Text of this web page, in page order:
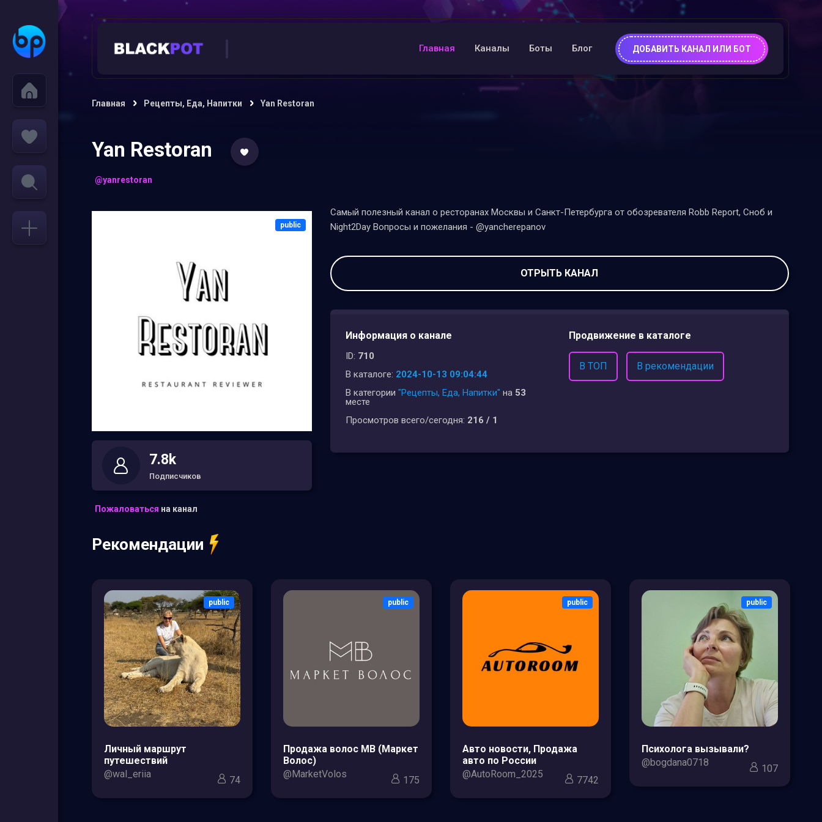
Главная Каналы Боты Блог ДОБАВИТЬ КАНАЛ ИЛИ БОТ
Главная Рецепты, Еда, Напитки Yan Restoran
Yan Restoran
@yanrestoran
public
7.8k
Подписчиков
Пожаловаться на канал
Самый полезный канал о ресторанах Москвы и Санкт-Петербурга от обозревателя Robb Report, Сноб и
Night2Day Вопросы и пожелания - @yancherepanov
ОТРЫТЬ КАНАЛ
Информация о канале
ID: 710
В каталоге: 2024-10-13 09:04:44
В категории "Рецепты, Еда, Напитки" на 53
месте
Просмотров всего/сегодня: 216 / 1
Продвижение в каталоге
В ТОП В рекомендации
Рекомендации
public
Личный маршрут
путешествий
@wal_eriia
74
public
Продажа волос МВ (Маркет
Волос)
@MarketVolos
175
public
Авто новости, Продажа
авто по России
@AutoRoom_2025
7742
public
Психолога вызывали?
@bogdana0718
107